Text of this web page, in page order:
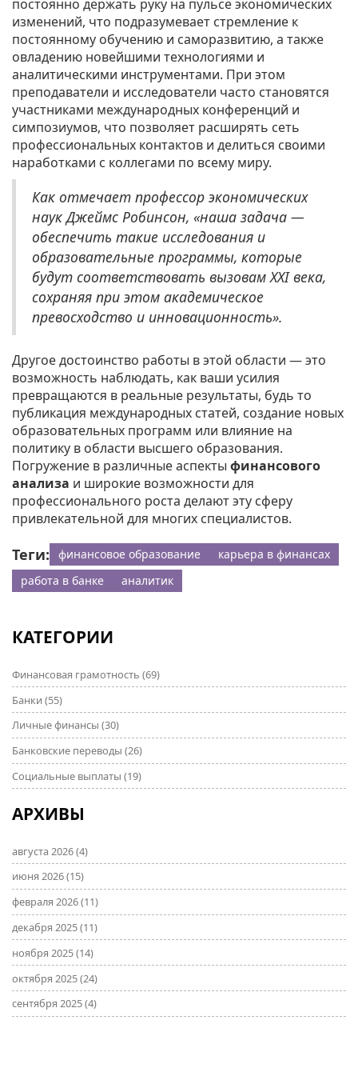
постоянно держать руку на пульсе экономических
изменений, что подразумевает стремление к
постоянному обучению и саморазвитию, а также
овладению новейшими технологиями и
аналитическими инструментами. При этом
преподаватели и исследователи часто становятся
участниками международных конференций и
симпозиумов, что позволяет расширять сеть
профессиональных контактов и делиться своими
наработками с коллегами по всему миру.
Как отмечает профессор экономических
наук Джеймс Робинсон, «наша задача —
обеспечить такие исследования и
образовательные программы, которые
будут соответствовать вызовам XXI века,
сохраняя при этом академическое
превосходство и инновационность».
Другое достоинство работы в этой области — это
возможность наблюдать, как ваши усилия
превращаются в реальные результаты, будь то
публикация международных статей, создание новых
образовательных программ или влияние на
политику в области высшего образования.
Погружение в различные аспекты финансового
анализа и широкие возможности для
профессионального роста делают эту сферу
привлекательной для многих специалистов.
Теги: финансовое образование
карьера в финансах
работа в банке
аналитик
КАТЕГОРИИ
Финансовая грамотность (69)
Банки (55)
Личные финансы (30)
Банковские переводы (26)
Социальные выплаты (19)
АРХИВЫ
августа 2026(4)
июня 2026(15)
февраля 2026(11)
декабря 2025(11)
ноября 2025(14)
октября 2025(24)
сентября 2025(4)